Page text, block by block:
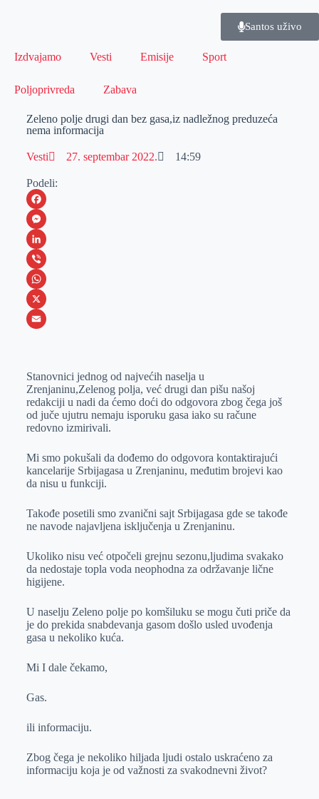
Santos uživo
Izdvajamo Vesti Emisije Sport
Poljoprivreda Zabava
Zeleno polje drugi dan bez gasa,iz nadležnog preduzeća
nema informacija
Vesti 27. septembar 2022. 14:59
Podeli:
F
a
c
e
b
o
M
e
s
s
e
e
r
L
i
n
k
I
n
V
i
b
W
h
s
A
p
X
a
i
l
Stanovnici jednog od najvećih naselja u
Zrenjaninu,Zelenog polja, već drugi dan pišu našoj
redakciji u nadi da ćemo doći do odgovora zbog čega još
od juče ujutru nemaju isporuku gasa iako su račune
redovno izmirivali.
Mi smo pokušali da dođemo do odgovora kontaktirajući
kancelarije Srbijagasa u Zrenjaninu, međutim brojevi kao
da nisu u funkciji.
Takođe posetili smo zvanični sajt Srbijagasa gde se takođe
ne navode najavljena isključenja u Zrenjaninu.
Ukoliko nisu već otpočeli grejnu sezonu,ljudima svakako
da nedostaje topla voda neophodna za održavanje lične
higijene.
U naselju Zeleno polje po komšiluku se mogu čuti priče da
je do prekida snabdevanja gasom došlo usled uvođenja
gasa u nekoliko kuća.
Mi I dale čekamo,
Gas.
ili informaciju.
Zbog čega je nekoliko hiljada ljudi ostalo uskraćeno za
informaciju koja je od važnosti za svakodnevni život?